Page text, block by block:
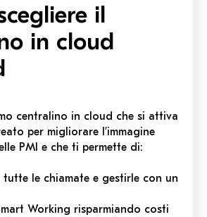
il
in cloud
centralino in cloud che si attiva
per migliorare l’immagine
PMI e che ti permette di:
tutte le chiamate e gestirle con un
Working risparmiando costi